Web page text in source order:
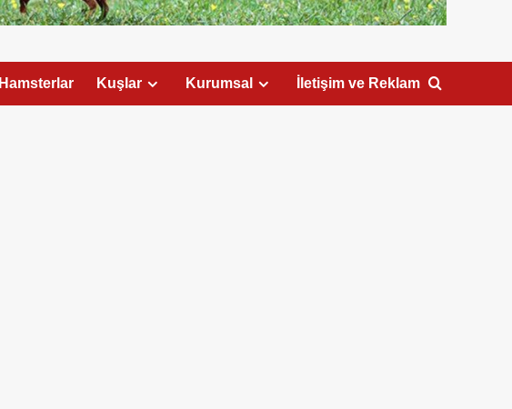
Hamsterlar Kuşlar Kurumsal İletişim ve Reklam